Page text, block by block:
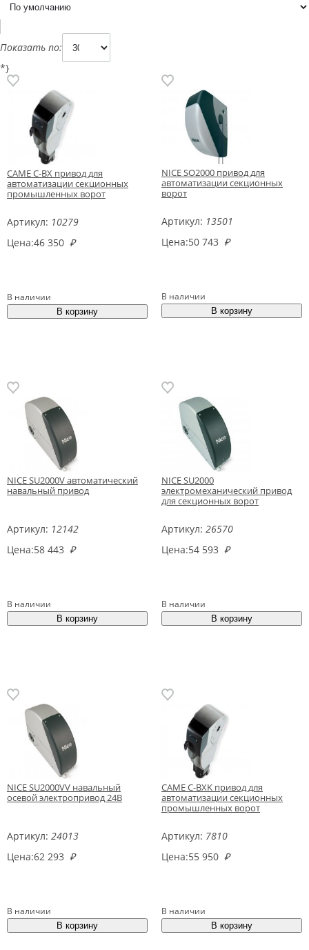
Показать по:
*}
CAME C-BX привод для
автоматизации секционных
промышленных ворот
Артикул: 10279
Цена:46 350 ₽
В наличии
NICE SO2000 привод для
автоматизации секционных
ворот
Артикул: 13501
Цена:50 743 ₽
В наличии
NICE SU2000V автоматический
навальный привод
Артикул: 12142
Цена:58 443 ₽
В наличии
NICE SU2000
электромеханический привод
для секционных ворот
Артикул: 26570
Цена:54 593 ₽
В наличии
NICE SU2000VV навальный
осевой электропривод 24В
Артикул: 24013
Цена:62 293 ₽
В наличии
CAME C-BXK привод для
автоматизации секционных
промышленных ворот
Артикул: 7810
Цена:55 950 ₽
В наличии